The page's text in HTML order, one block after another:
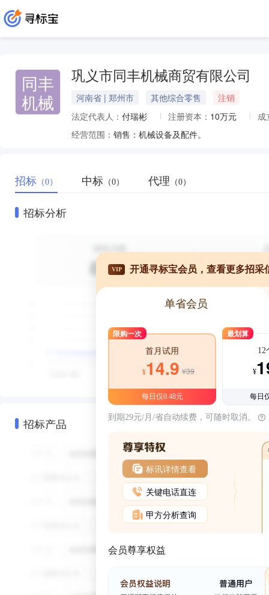
同丰
机械
巩义市同丰机械商贸有限公司
河南省 | 郑州市 其他综合零售
注销
法定代表人： 付瑞彬 注册资本： 10万元
成
经营范围： 销售：机械设备及配件。
招标 （0） 中标 （0） 代理 （0）
招标分析
招标产品
VIP 开通寻标宝会员，查看更多招采
单省会员
限购一次
首月试用
¥14.9 ¥39
每日仅0.48元
最划算
12
¥
每日
到期29元/月/省自动续费，可随时取消。
标讯详情查看
关键电话直连
甲方分析查询
会员尊享权益